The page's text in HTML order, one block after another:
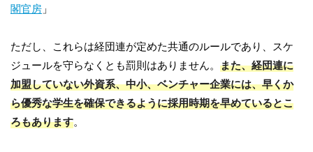
閣官房 」
ただし、これらは経団連が定めた共通のルールであり、スケ
ジュールを守らなくとも罰則はありません。 また、経団連に
加盟していない外資系、中小、ベンチャー企業には、早くか
ら優秀な学生を確保できるように採用時期を早めているとこ
ろもあります。